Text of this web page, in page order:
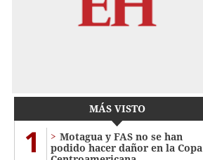
MÁS VISTO
1
Motagua y FAS no se han
podido hacer dañor en la Copa